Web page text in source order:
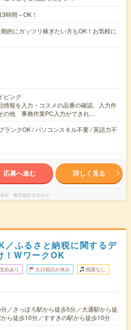
時間～OK！
的にガッツリ稼ぎたい方もOK！お気軽に
ピング
情報を入力・コスメの品番の確認、入力作
の他 事務作業PC入力ができれ…
ランクOK / パソコンスキル不要 / 英語力不
応募へ進む 詳しく見る
社 株式会社エボルカ
／ふるさと納税に関するデ
！WワークOK
給あり 土日祝日が休み 残業なし
／さっぽろ駅から徒歩5分／大通駅から徒
ら徒歩10分／すすきの駅から徒歩10分